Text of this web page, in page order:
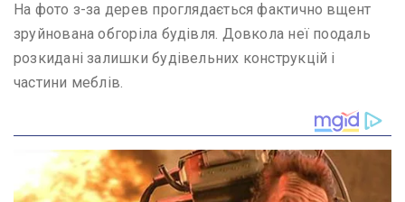
На фото з-за дерев проглядається фактично вщент
зруйнована обгоріла будівля. Довкола неї поодаль
розкидані залишки будівельних конструкцій і
частини меблів.